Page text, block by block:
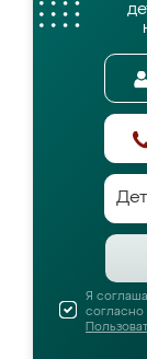
Я
согласно